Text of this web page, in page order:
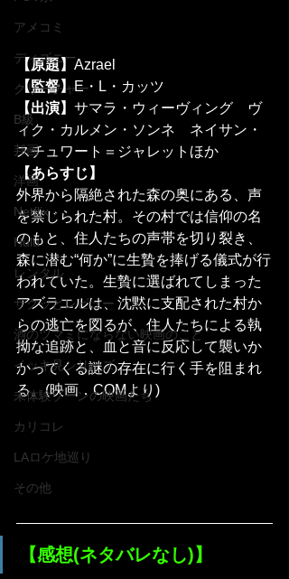
アメコミ
ディズニー
クリーチャー
B級
邦画
洋画
Netflix
Hulu
レンタル
サクッとレビュー
酒のツマミにならない映画のこと
イッキ見シリーズ
未体験ゾーンの映画たち
カリコレ
LAロケ地巡り
その他
【原題】 Azrael
【監督】E・L・カッツ
【出演】 サマラ・ウィーヴィング　ヴ
ィク・カルメン・ソンネ　ネイサン・
スチュワート＝ジャレットほか
【あらすじ】
外界から隔絶された森の奥にある、声
を禁じられた村。その村では信仰の名
のもと、住人たちの声帯を切り裂き、
森に潜む“何か”に生贄を捧げる儀式が行
われていた。生贄に選ばれてしまった
アズラエルは、沈黙に支配された村か
らの逃亡を図るが、住人たちによる執
拗な追跡と、血と音に反応して襲いか
かってくる謎の存在に行く手を阻まれ
る。(映画．COMより)
【感想(ネタバレなし)】